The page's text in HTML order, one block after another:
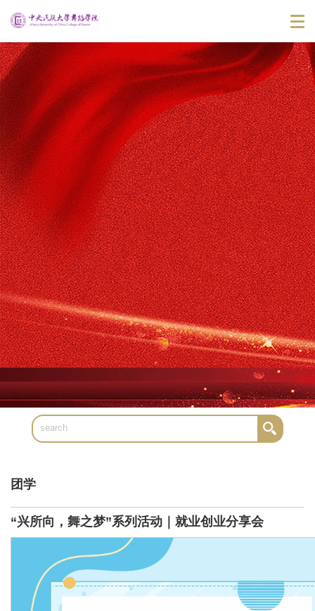
团学
“兴所向，舞之梦”系列活动｜就业创业分享会